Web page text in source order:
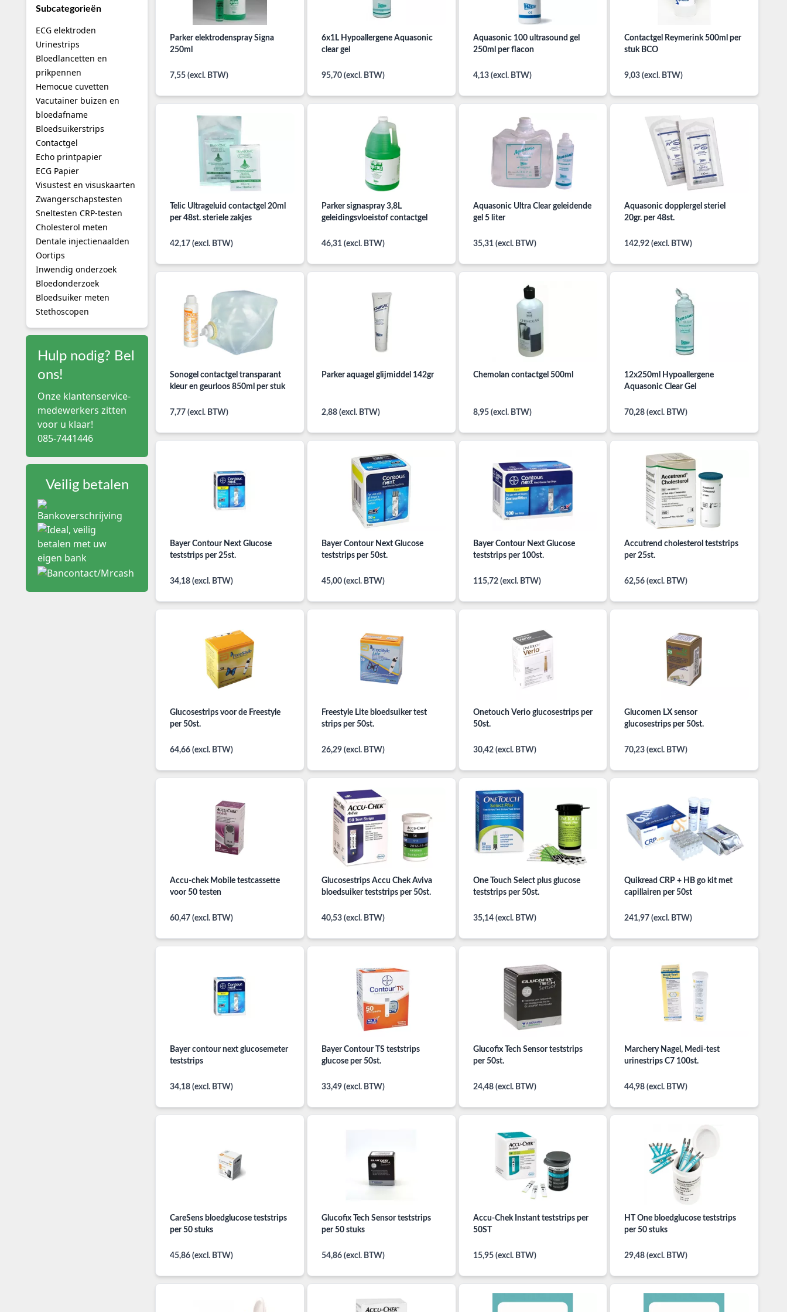
Subcategorieën
ECG elektroden
Urinestrips
Bloedlancetten en
prikpennen
Hemocue cuvetten
Vacutainer buizen en
bloedafname
Bloedsuikerstrips
Contactgel
Echo printpapier
ECG Papier
Visustest en visuskaarten
Zwangerschapstesten
Sneltesten CRP-testen
Cholesterol meten
Dentale injectienaalden
Oortips
Inwendig onderzoek
Bloedonderzoek
Bloedsuiker meten
Stethoscopen
Hulp nodig? Bel
ons!
Onze klantenservice-
medewerkers zitten
voor u klaar!
085-7441446
Veilig betalen
Parker elektrodenspray Signa
250ml
7,55 (excl. BTW)
6x1L Hypoallergene Aquasonic
clear gel
95,70 (excl. BTW)
Aquasonic 100 ultrasound gel
250ml per flacon
4,13 (excl. BTW)
Contactgel Reymerink 500ml per
stuk BCO
9,03 (excl. BTW)
Telic Ultrageluid contactgel 20ml
per 48st. steriele zakjes
42,17 (excl. BTW)
Parker signaspray 3,8L
geleidingsvloeistof contactgel
46,31 (excl. BTW)
Aquasonic Ultra Clear geleidende
gel 5 liter
35,31 (excl. BTW)
Aquasonic dopplergel steriel
20gr. per 48st.
142,92 (excl. BTW)
Sonogel contactgel transparant
kleur en geurloos 850ml per stuk
7,77 (excl. BTW)
Parker aquagel glijmiddel 142gr
2,88 (excl. BTW)
Chemolan contactgel 500ml
8,95 (excl. BTW)
12x250ml Hypoallergene
Aquasonic Clear Gel
70,28 (excl. BTW)
Bayer Contour Next Glucose
teststrips per 25st.
34,18 (excl. BTW)
Bayer Contour Next Glucose
teststrips per 50st.
45,00 (excl. BTW)
Bayer Contour Next Glucose
teststrips per 100st.
115,72 (excl. BTW)
Accutrend cholesterol teststrips
per 25st.
62,56 (excl. BTW)
Glucosestrips voor de Freestyle
per 50st.
64,66 (excl. BTW)
Freestyle Lite bloedsuiker test
strips per 50st.
26,29 (excl. BTW)
Onetouch Verio glucosestrips per
50st.
30,42 (excl. BTW)
Glucomen LX sensor
glucosestrips per 50st.
70,23 (excl. BTW)
Accu-chek Mobile testcassette
voor 50 testen
60,47 (excl. BTW)
Glucosestrips Accu Chek Aviva
bloedsuiker teststrips per 50st.
40,53 (excl. BTW)
One Touch Select plus glucose
teststrips per 50st.
35,14 (excl. BTW)
Quikread CRP + HB go kit met
capillairen per 50st
241,97 (excl. BTW)
Bayer contour next glucosemeter
teststrips
34,18 (excl. BTW)
Bayer Contour TS teststrips
glucose per 50st.
33,49 (excl. BTW)
Glucofix Tech Sensor teststrips
per 50st.
24,48 (excl. BTW)
Marchery Nagel, Medi-test
urinestrips C7 100st.
44,98 (excl. BTW)
CareSens bloedglucose teststrips
per 50 stuks
45,86 (excl. BTW)
Glucofix Tech Sensor teststrips
per 50 stuks
54,86 (excl. BTW)
Accu-Chek Instant teststrips per
50ST
15,95 (excl. BTW)
HT One bloedglucose teststrips
per 50 stuks
29,48 (excl. BTW)